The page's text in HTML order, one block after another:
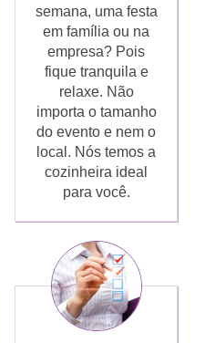
semana, uma festa
em família ou na
empresa? Pois
fique tranquila e
relaxe. Não
importa o tamanho
do evento e nem o
local. Nós temos a
cozinheira ideal
para você.